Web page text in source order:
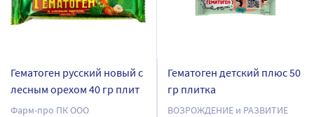
Гематоген русский новый с
лесным орехом 40 гр плит
Фарм-про ПК ООО
Гематоген детский плюс 50
гр плитка
ВОЗРОЖДЕНИЕ и РАЗВИТИЕ